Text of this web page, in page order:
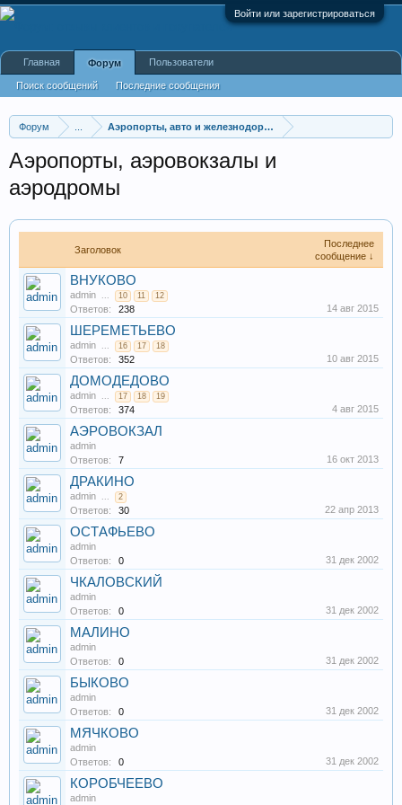
Войти или зарегистрироваться
Форум Аэропорты, авто и железнодорожные вокзалы
Аэропорты, аэровокзалы и
аэродромы
Заголовок
Последнее
сообщение ↓
ВНУКОВО
admin ... 10 11 12
Ответов: 238 14 авг 2015
ШЕРЕМЕТЬЕВО
admin ... 16 17 18
Ответов: 352 10 авг 2015
ДОМОДЕДОВО
admin ... 17 18 19
Ответов: 374 4 авг 2015
АЭРОВОКЗАЛ
admin
Ответов:
7 16 окт 2013
ДРАКИНО
admin ... 2
Ответов: 30 22 апр 2013
ОСТАФЬЕВО
admin
Ответов:
0 31 дек 2002
ЧКАЛОВСКИЙ
admin
Ответов:
0 31 дек 2002
МАЛИНО
admin
Ответов:
0 31 дек 2002
БЫКОВО
admin
Ответов:
0 31 дек 2002
МЯЧКОВО
admin
Ответов:
0 31 дек 2002
КОРОБЧЕЕВО
admin
Главная Форум
Поиск сообщений Последние сообщения
Пользователи